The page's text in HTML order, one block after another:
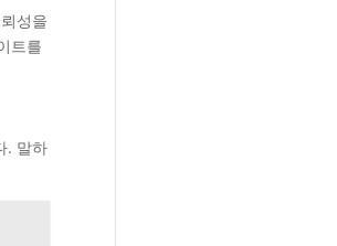
성을
트를
. 말하